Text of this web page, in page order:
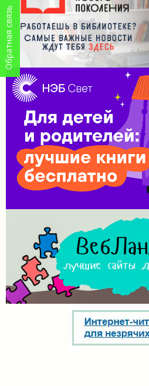
Обратная связь